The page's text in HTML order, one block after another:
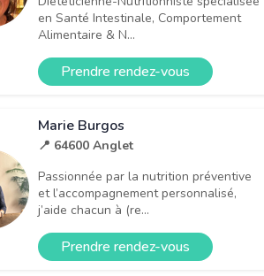
en Santé Intestinale, Comportement
Alimentaire & N...
Prendre rendez-vous
Marie Burgos
📍 64600 Anglet
Passionnée par la nutrition préventive
et l’accompagnement personnalisé,
j’aide chacun à (re...
Prendre rendez-vous